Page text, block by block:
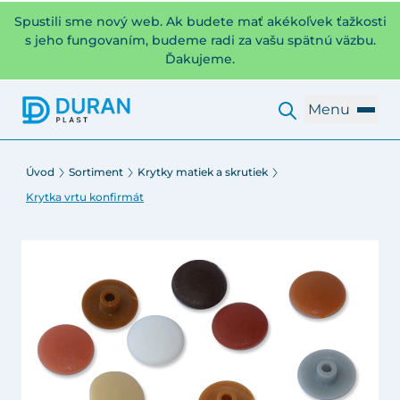
Spustili sme nový web. Ak budete mať akékoľvek ťažkosti
s jeho fungovaním, budeme radi za vašu spätnú väzbu.
Ďakujeme.
Menu
Úvod Sortiment
Krytky matiek a skrutiek
Krytka vrtu konfirmát